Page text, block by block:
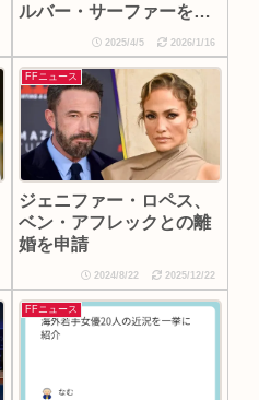
ルバー・サーファーを初
2025/4/5 2026/1/16
FFニュース
ジェニファー・ロペス、
ベン・アフレックとの離
婚を申請
2024/8/22 2025/12/22
FFニュース